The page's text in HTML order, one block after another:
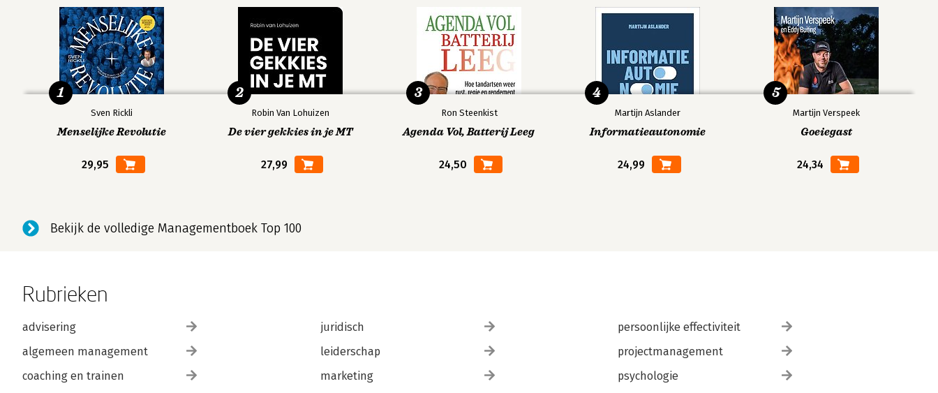
Sven Rickli
Menselijke Revolutie
29,95
1
Robin Van Lohuizen
De vier gekkies in je MT
27,99
2
Ron Steenkist
Agenda Vol, Batterij Leeg
24,50
3
Martijn Aslander
Informatieautonomie
24,99
4
Martijn Verspeek
Goeiegast
24,34
5
Bekijk de volledige Managementboek Top 100
Rubrieken
advisering
algemeen management
coaching en trainen
juridisch
leiderschap
marketing
persoonlijke effectiviteit
projectmanagement
psychologie